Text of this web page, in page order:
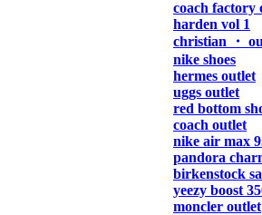
coach factory
harden vol 1
christian ・
nike shoes
hermes outlet
uggs outlet
red bottom
coach outlet
nike air max
pandora
birkenstock
yeezy boost
moncler outlet